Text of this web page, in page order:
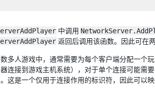
中调用
返回后调用该函数。因此可在
多人游戏中，通常需要为每个客户端分配一个
连接到游戏主机系统），对于单个连接可能需
这是一个仅用于连接作用的标识符，因此可以